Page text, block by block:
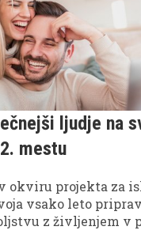
ljudje na
mestu
okviru projekta za
vsako leto
z življenjem v